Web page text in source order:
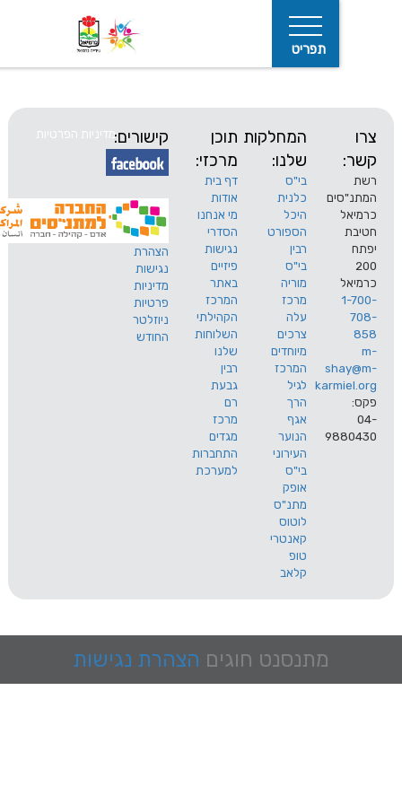
המחלקות
שלנו:
בי"ס
כלנית
היכל
הספורט
רבין
בי"ס
מוריה
מרכז
עלה
צרכים
מיוחדים
המרכז
לגיל
הרך
אגף
הנוער
תוכן
מרכזי:
דף בית
אודות
מי אנחנו
הסדרי
נגישות
פיזיים
באתר
המרכז
הקהילתי
השלוחות
שלנו
רבין
גבעת
רם
מרכז
מגדים
התחברות
למערכת
קישורים:
הצהרת
נגישות
מדיניות
פרטיות
ניוזלטר
החודש
מדיניות הפרטיות
מתנסנט חוגים הצהרת נגישות